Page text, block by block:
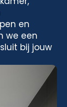
en
we een
bij jouw